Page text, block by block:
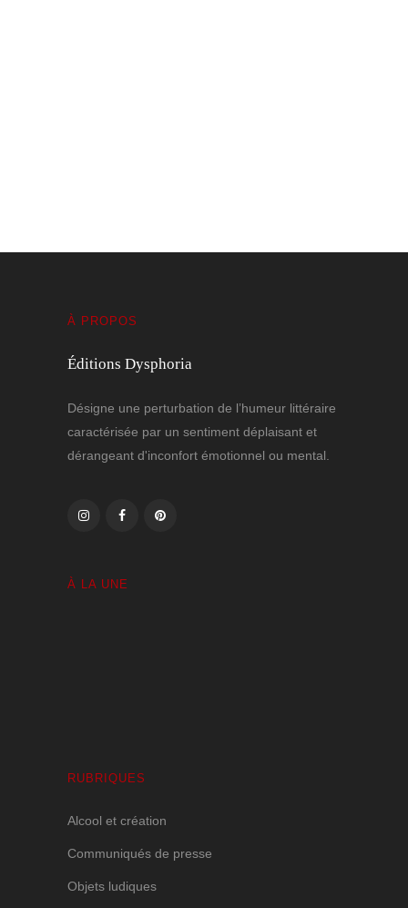
À PROPOS
Éditions Dysphoria
Désigne une perturbation de l’humeur littéraire
caractérisée par un sentiment déplaisant et
dérangeant d'inconfort émotionnel ou mental.
À LA UNE
RUBRIQUES
Alcool et création
Communiqués de presse
Objets ludiques